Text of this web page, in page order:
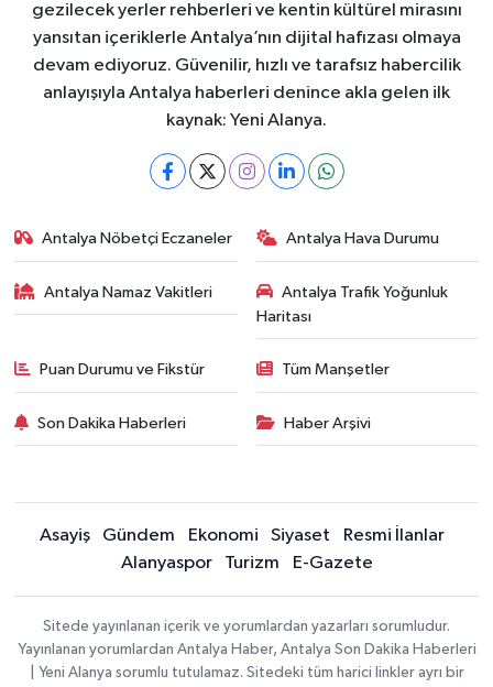
gezilecek yerler rehberleri ve kentin kültürel mirasını
yansıtan içeriklerle Antalya’nın dijital hafızası olmaya
devam ediyoruz. Güvenilir, hızlı ve tarafsız habercilik
anlayışıyla Antalya haberleri denince akla gelen ilk
kaynak: Yeni Alanya.
Antalya Nöbetçi Eczaneler Antalya Hava Durumu
Antalya Namaz Vakitleri
Antalya Trafik Yoğunluk
Haritası
Puan Durumu ve Fikstür Tüm Manşetler
Son Dakika Haberleri Haber Arşivi
Asayiş Gündem Ekonomi Siyaset
Resmi İlanlar
Alanyaspor
Turizm E-Gazete
Sitede yayınlanan içerik ve yorumlardan yazarları sorumludur.
Yayınlanan yorumlardan Antalya Haber, Antalya Son Dakika Haberleri
| Yeni Alanya sorumlu tutulamaz. Sitedeki tüm harici linkler ayrı bir